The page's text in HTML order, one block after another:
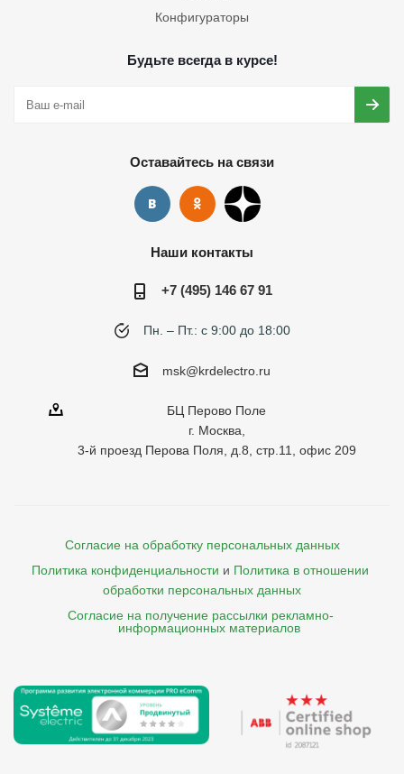
Конфигураторы
Будьте всегда в курсе!
Оставайтесь на связи
Наши контакты
+7 (495) 146 67 91
Пн. – Пт.: с 9:00 до 18:00
msk@krdelectro.ru
БЦ Перово Поле
г. Москва,
3-й проезд Перова Поля, д.8, стр.11, офис 209
Согласие на обработку персональных данных
Политика конфиденциальности и Политика в отношении
обработки персональных данных
Согласие на получение рассылки рекламно-
    информационных материалов